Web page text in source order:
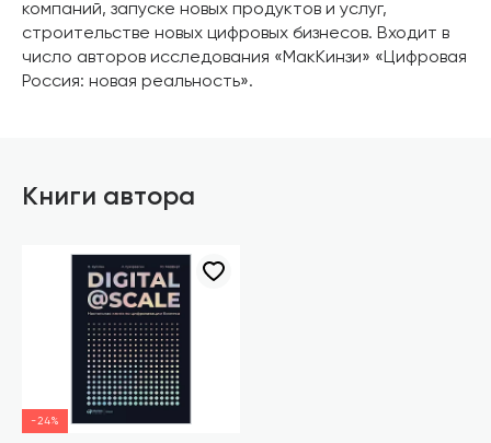
компаний, запуске новых продуктов и услуг,
строительстве новых цифровых бизнесов. Входит в
число авторов исследования «МакКинзи» «Цифровая
Россия: новая реальность».
Книги автора
-24%